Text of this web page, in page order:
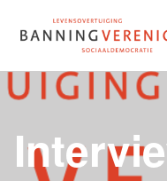
naar